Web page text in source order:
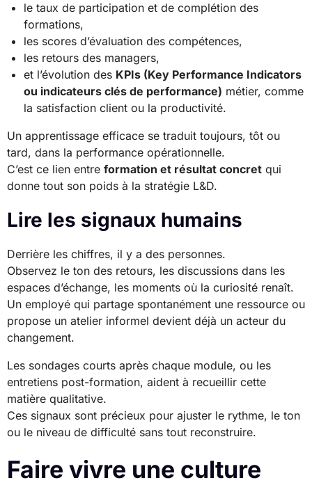
le taux de participation et de complétion des
formations,
les scores d’évaluation des compétences,
les retours des managers,
et l’évolution des KPIs (Key Performance Indicators
ou indicateurs clés de performance) métier, comme
la satisfaction client ou la productivité.
Un apprentissage efficace se traduit toujours, tôt ou
tard, dans la performance opérationnelle.
C’est ce lien entre formation et résultat concret qui
donne tout son poids à la stratégie L&D.
Lire les signaux humains
Derrière les chiffres, il y a des personnes.
Observez le ton des retours, les discussions dans les
espaces d’échange, les moments où la curiosité renaît.
Un employé qui partage spontanément une ressource ou
propose un atelier informel devient déjà un acteur du
changement.
Les sondages courts après chaque module, ou les
entretiens post-formation, aident à recueillir cette
matière qualitative.
Ces signaux sont précieux pour ajuster le rythme, le ton
ou le niveau de difficulté sans tout reconstruire.
Faire vivre une culture